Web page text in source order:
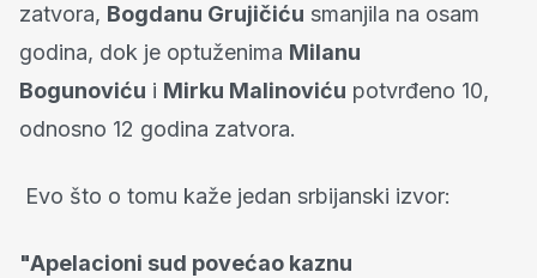
zatvora, Bogdanu Grujičiću smanjila na osam
godina, dok je optuženima Milanu
Bogunoviću i Mirku Malinoviću potvrđeno 10,
odnosno 12 godina zatvora.
Evo što o tomu kaže jedan srbijanski izvor:
"Apelacioni sud povećao kaznu